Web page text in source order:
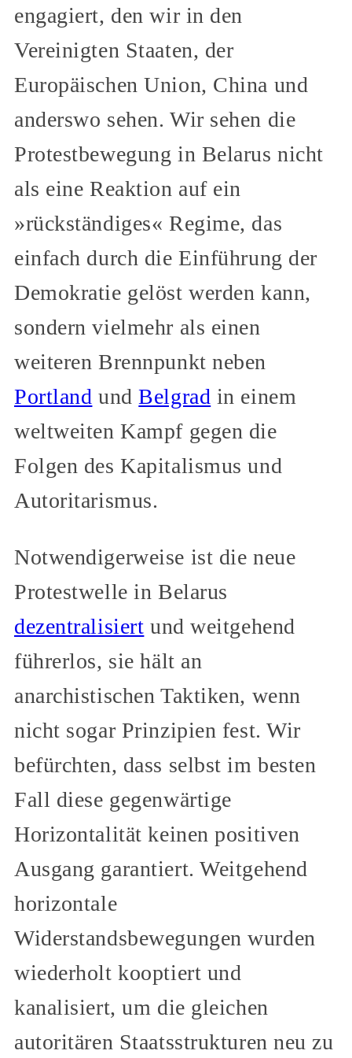
engagiert, den wir in den
Vereinigten Staaten, der
Europäischen Union, China und
anderswo sehen. Wir sehen die
Protestbewegung in Belarus nicht
als eine Reaktion auf ein
»rückständiges« Regime, das
einfach durch die Einführung der
Demokratie gelöst werden kann,
sondern vielmehr als einen
weiteren Brennpunkt neben
Portland undBelgrad in einem
weltweiten Kampf gegen die
Folgen des Kapitalismus und
Autoritarismus.
Notwendigerweise ist die neue
Protestwelle in Belarus
dezentralisiert und weitgehend
führerlos, sie hält an
anarchistischen Taktiken, wenn
nicht sogar Prinzipien fest. Wir
befürchten, dass selbst im besten
Fall diese gegenwärtige
Horizontalität keinen positiven
Ausgang garantiert. Weitgehend
horizontale
Widerstandsbewegungen wurden
wiederholt kooptiert und
kanalisiert, um die gleichen
autoritären Staatsstrukturen neu zu